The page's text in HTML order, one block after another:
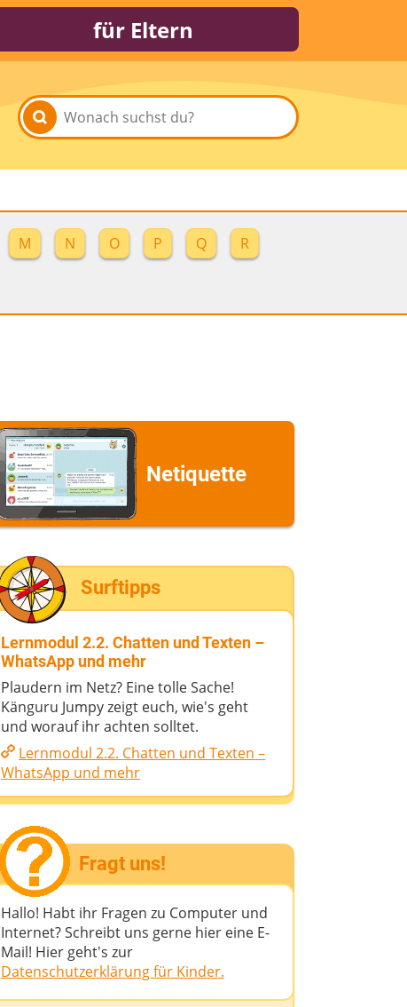
für Eltern
M N O P Q
R
Netiquette
Surftipps
Lernmodul 2.2. Chatten und Texten –
WhatsApp und mehr
Plaudern im Netz? Eine tolle Sache!
Känguru Jumpy zeigt euch, wie's geht
und worauf ihr achten solltet.
Lernmodul 2.2. Chatten und Texten –
WhatsApp und mehr
Fragt uns!
Hallo! Habt ihr Fragen zu Computer und
Internet? Schreibt uns gerne hier eine E-
Mail! Hier geht's zur
Datenschutzerklärung für Kinder.